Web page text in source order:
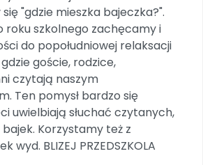
prenumeraty
przedszkolny
rok
Przedszkolaka
"gdzie mieszka bajeczka?".
roku szkolnego zachęcamy i
do popołudniowej relaksacji
goście, rodzice,
czytają naszym
Ten pomysł bardzo się
uwielbiają słuchać czytanych,
Korzystamy też z
wyd. BLIZEJ PRZEDSZKOLA